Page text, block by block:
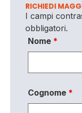
RICHIEDI
I campi
obbligatori.
Nome *
Cognome *